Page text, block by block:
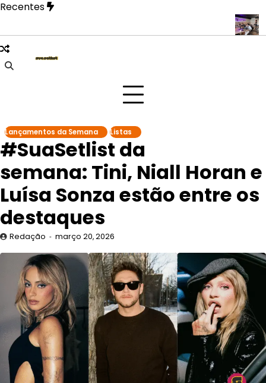
Skip
content
Recentes
apresentações em São Paulo e Rio de Janeiro
Lançamentos da Semana Listas
#SuaSetlist da
semana: Tini, Niall Horan e
Luísa Sonza estão entre os
destaques
Redação março 20, 2026